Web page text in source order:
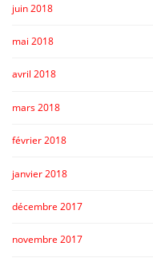
juin 2018
mai 2018
avril 2018
mars 2018
février 2018
janvier 2018
décembre 2017
novembre 2017